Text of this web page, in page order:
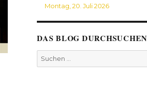
Montag, 20. Juli 2026
DAS BLOG DURCHSUCHEN
Suchen
nach: